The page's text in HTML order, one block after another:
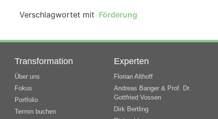
Verschlagwortet mit Förderung
Transformation
Über uns
Fokus
Portfolio
Termin buchen
Experten
Florian Althoff
Andreas Banger & Prof. Dr.
Gottfried Vossen
Dirk Bertling